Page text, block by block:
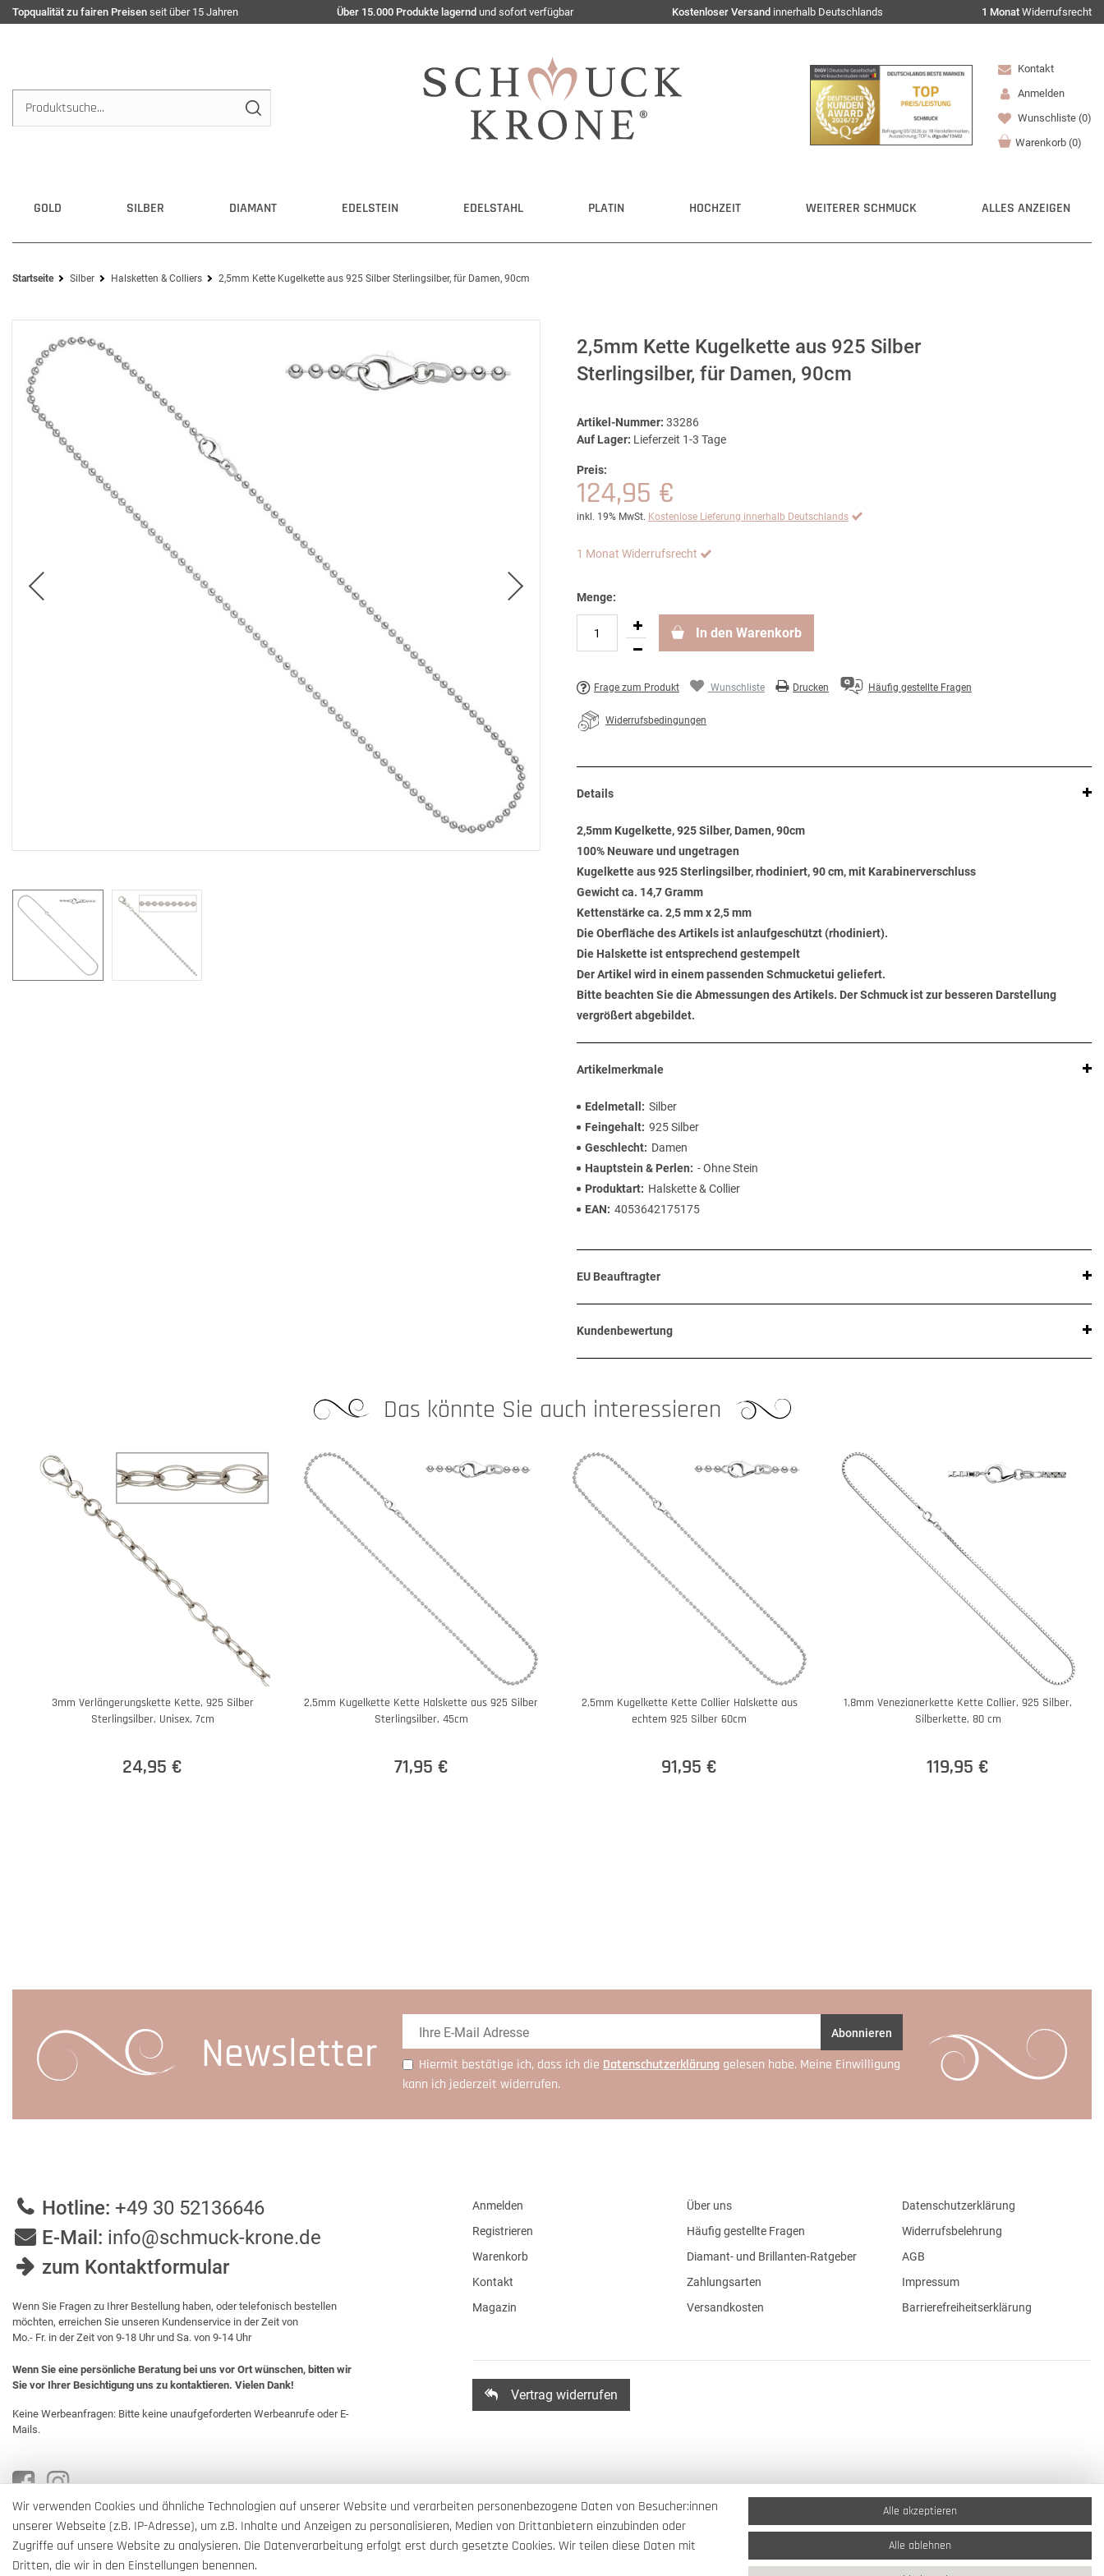
Topqualität zu fairen Preisen seit über 15 Jahren Über 15.000 Produkte lagernd und sofort verfügbar Kostenloser Versand innerhalb Deutschlands 1 Monat Widerrufsrecht
Kontakt
Anmelden
Wunschliste (0)
Warenkorb (0)
GOLD SILBER DIAMANT EDELSTEIN EDELSTAHL PLATIN HOCHZEIT WEITERER SCHMUCK ALLES ANZEIGEN
Startseite Silber Halsketten & Colliers 2,5mm Kette Kugelkette aus 925 Silber Sterlingsilber, für Damen, 90cm
2,5mm Kette Kugelkette aus 925 Silber
Sterlingsilber, für Damen, 90cm
Artikel-Nummer: 33286
Auf Lager: Lieferzeit 1-3 Tage
Preis:
124,95 €
inkl. 19% MwSt. Kostenlose Lieferung innerhalb Deutschlands
1 Monat Widerrufsrecht
Menge:
In den Warenkorb
Frage zum Produkt Wunschliste Drucken Häufig gestellte Fragen
Widerrufsbedingungen
Details
2,5mm Kugelkette, 925 Silber, Damen, 90cm
100% Neuware und ungetragen
Kugelkette aus 925 Sterlingsilber, rhodiniert, 90 cm, mit Karabinerverschluss
Gewicht ca. 14,7 Gramm
Kettenstärke ca. 2,5 mm x 2,5 mm
Die Oberfläche des Artikels ist anlaufgeschützt (rhodiniert).
Die Halskette ist entsprechend gestempelt
Der Artikel wird in einem passenden Schmucketui geliefert.
Bitte beachten Sie die Abmessungen des Artikels. Der Schmuck ist zur besseren Darstellung
vergrößert abgebildet.
Artikelmerkmale
Edelmetall
Silber
Feingehalt 925 Silber
Geschlecht
Damen
Hauptstein & Perlen
- Ohne Stein
Produktart
Halskette & Collier
EAN
4053642175175
EU Beauftragter
Kundenbewertung
Das könnte Sie auch interessieren
3mm Verlängerungskette Kette, 925 Silber
Sterlingsilber, Unisex, 7cm
24,95 €
2,5mm Kugelkette Kette Halskette aus 925 Silber
Sterlingsilber, 45cm
71,95 €
2,5mm Kugelkette Kette Collier Halskette aus
echtem 925 Silber 60cm
91,95 €
1,8mm Venezianerkette Kette Collier, 925 Silber,
Silberkette, 80 cm
119,95 €
Newsletter Abonnieren
Hiermit bestätige ich, dass ich die Daten­schutz­erklärung gelesen habe. Meine Einwilligung
kann ich jederzeit widerrufen.
Hotline: +49 30 52136646
E-Mail: info@schmuck-krone.de
zum Kontaktformular
Wenn Sie Fragen zu Ihrer Bestellung haben, oder telefonisch bestellen
möchten, erreichen Sie unseren Kundenservice in der Zeit von
Mo.- Fr. in der Zeit von 9-18 Uhr und Sa. von 9-14 Uhr
Wenn Sie eine persönliche Beratung bei uns vor Ort wünschen, bitten wir
Sie vor Ihrer Besichtigung uns zu kontaktieren. Vielen Dank!
Keine Werbeanfragen: Bitte keine unaufgeforderten Werbeanrufe oder E-
Mails.
Anmelden
Registrieren
Warenkorb
Kontakt
Magazin
Über uns
Häufig gestellte Fragen
Diamant- und Brillanten-Ratgeber
Zahlungsarten
Versandkosten
Datenschutzerklärung
Widerrufsbelehrung
AGB
Impressum
Barrierefreiheitserklärung
Vertrag widerrufen
Wir verwenden Cookies und ähnliche Technologien auf unserer Website und verarbeiten personenbezogene Daten von Besucher:innen
unserer Webseite (z.B. IP-Adresse), um z.B. Inhalte und Anzeigen zu personalisieren, Medien von Drittanbietern einzubinden oder
Zugriffe auf unsere Website zu analysieren. Die Datenverarbeitung erfolgt erst durch gesetzte Cookies. Wir teilen diese Daten mit
Dritten, die wir in den Einstellungen benennen.
Alle akzeptieren
Alle ablehnen